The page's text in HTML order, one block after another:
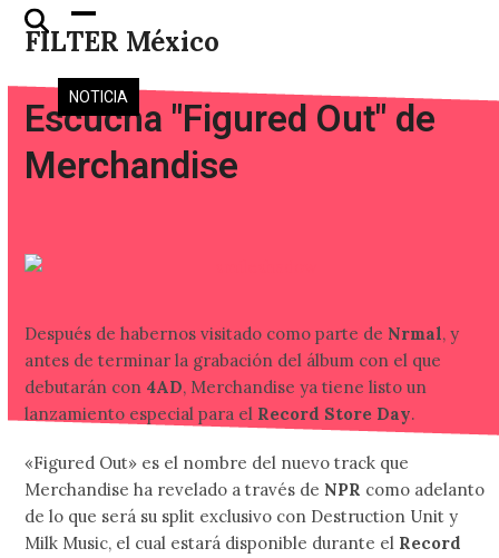
Skip
FILTER México
Open
mobile
menu
Close
mobile
menu
NOTICIA
Escucha "Figured Out" de
Merchandise
Después de habernos visitado como parte de Nrmal, y
antes de terminar la grabación del álbum con el que
debutarán con 4AD, Merchandise ya tiene listo un
lanzamiento especial para el Record Store Day.
«Figured Out» es el nombre del nuevo track que
Merchandise ha revelado a través de NPR como adelanto
de lo que será su split exclusivo con Destruction Unit y
Milk Music, el cual estará disponible durante el Record